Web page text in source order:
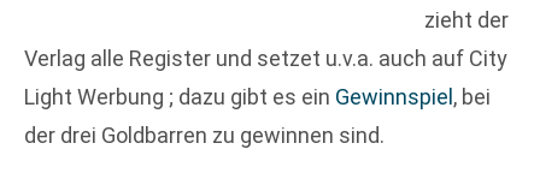
zieht der
Verlag alle Register und setzet u.v.a. auch auf City
Light Werbung ; dazu gibt es ein Gewinnspiel , bei
der drei Goldbarren zu gewinnen sind.